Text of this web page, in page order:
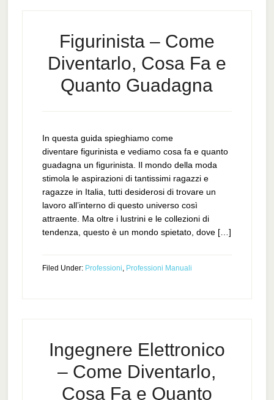
Figurinista – Come
Diventarlo, Cosa Fa e
Quanto Guadagna
In questa guida spieghiamo come
diventare figurinista e vediamo cosa fa e quanto
guadagna un figurinista. Il mondo della moda
stimola le aspirazioni di tantissimi ragazzi e
ragazze in Italia, tutti desiderosi di trovare un
lavoro all’interno di questo universo così
attraente. Ma oltre i lustrini e le collezioni di
tendenza, questo è un mondo spietato, dove […]
Filed Under: Professioni, Professioni Manuali
Ingegnere Elettronico
– Come Diventarlo,
Cosa Fa e Quanto